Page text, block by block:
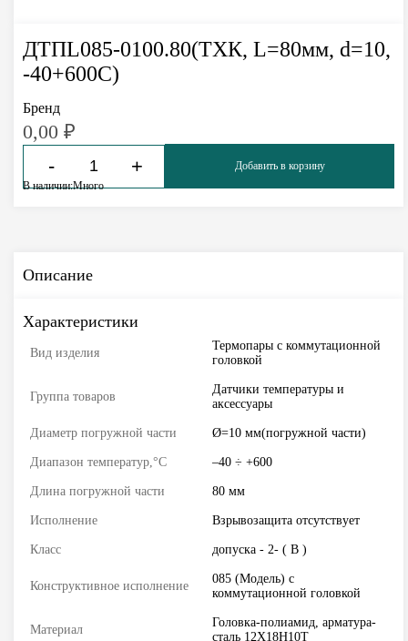
ДТПL085-0100.80(ТХК, L=80мм, d=10,
-40+600С)
Бренд
0,00 ₽
-
+
Добавить в корзину
В наличии:Много
Описание
Характеристики
Вид изделия
Термопары с коммутационной
головкой
Группа товаров
Датчики температуры и
аксессуары
Диаметр погружной части Ø=10 мм(погружной части)
Диапазон температур,°С –40 ÷ +600
Длина погружной части 80 мм
Исполнение Взрывозащита отсутствует
Класс допуска - 2- ( В )
Конструктивное исполнение
085 (Модель) с
коммутационной головкой
Материал
Головка-полиамид, арматура-
сталь 12Х18Н10Т